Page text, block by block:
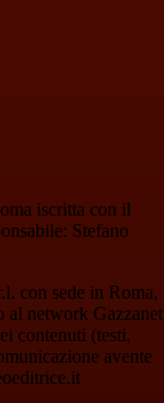
iscritta con il
Stefano
con sede in Roma,
al network Gazzanet
contenuti (testi,
avente